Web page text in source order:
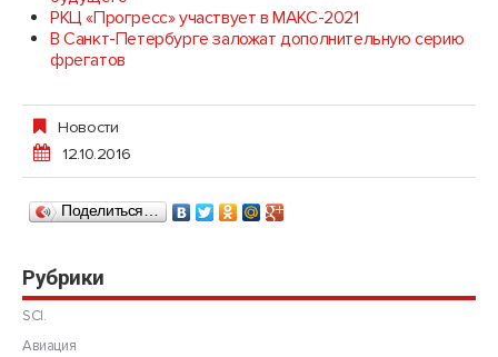
РКЦ «Прогресс» участвует в МАКС-2021
В Санкт-Петербурге заложат дополнительную серию
фрегатов
Новости
12.10.2016
Поделиться…
Рубрики
SCI.
Авиация